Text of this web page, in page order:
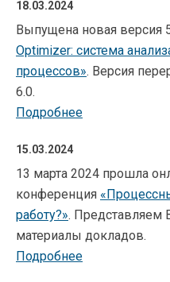
18.03.2024
Выпущена новая версия
Optimizer: система
процессов». Версия
6.0.
Подробнее
15.03.2024
13 марта 2024 прошла
конференция
работу?».
материалы докладов.
Подробнее